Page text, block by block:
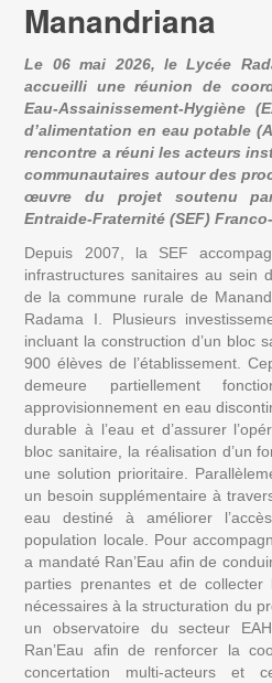
Manandriana
Le 06 mai 2026, le Lycée
accueilli une réunion de
Eau-Assainissement-Hygiène
d’alimentation en eau potable
rencontre a réuni les acteurs
communautaires autour des
œuvre du projet soutenu par
Entraide-Fraternité (SEF)
Depuis 2007, la SEF
infrastructures sanitaires au sein
de la commune rurale de
Radama I. Plusieurs
incluant la construction d’un bloc
900 élèves de l’établissement.
demeure partiellement
approvisionnement en eau
durable à l’eau et d’assurer
bloc sanitaire, la réalisation d’un
une solution prioritaire.
un besoin supplémentaire à
eau destiné à améliorer
population locale. Pour
a mandaté Ran’Eau afin de
parties prenantes et de collecter
nécessaires à la structuration du
un observatoire du secteur
Ran’Eau afin de renforcer la
concertation multi-acteurs et